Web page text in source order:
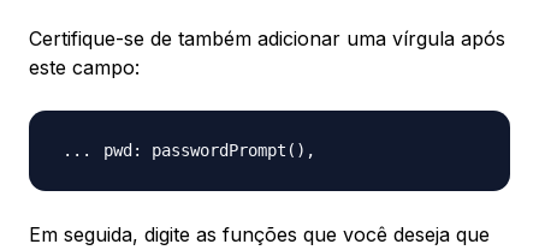
Certifique-se de também adicionar uma vírgula após
este campo:
pwd: passwordPrompt ( )
Em seguida, digite as funções que você deseja que